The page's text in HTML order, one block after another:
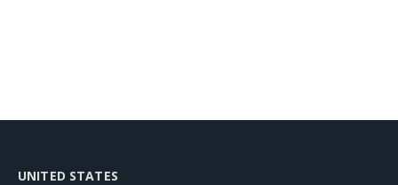
UNITED STATES